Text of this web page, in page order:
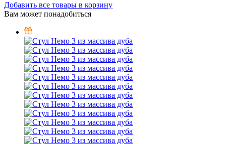
Добавить все товары в корзину
Вам может понадобиться